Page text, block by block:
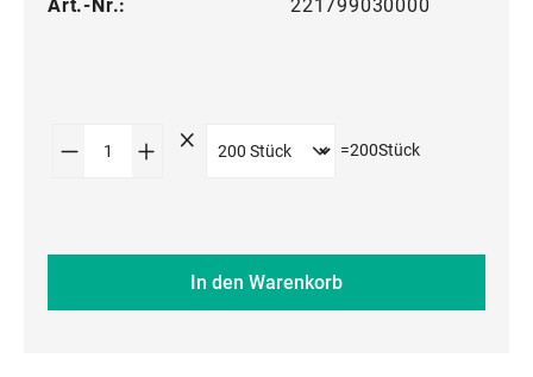
Art.-Nr.: 221799030000
Produkt Anzahl: Gib den gewünschten
=200Stück
In den Warenkorb